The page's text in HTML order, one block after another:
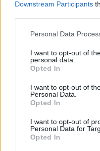
Downstream Participants
Personal Data
I want to opt-out of
personal data.
Opted In
I want to opt-out of
Personal Data.
Opted In
I want to opt-out of
Personal Data for
Opted In
Σουβλάκια σολομού με
Παγωμένο cheesecake με
Τάρτα με σύκα, προσούτο και
GROHEεπεκτείνει τη
χρώματος που
design εσωτερικού χώρου,
«πινελιά» στην καρδιά του